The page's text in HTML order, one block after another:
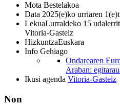
Mota Bestelakoa
Data 2025(e)ko urriaren
LekuaLurraldeko 15
Vitoria-Gasteiz
HizkuntzaEuskara
Info Gehiago
Ondarearen
Araban:
Ikusi agenda Vitoria-Gasteiz
Non